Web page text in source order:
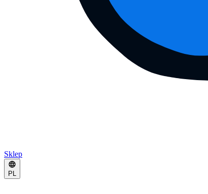
Sklep
PL